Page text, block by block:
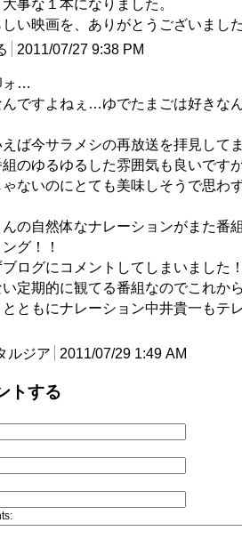
事な１本になりました。
い映画を、ありがとうございまし
2011/07/27 9:38 PM
ォ…
んですよねぇ…ゆでたまごは好きな
えば今サラメシの再放送を拝見して
組のゆるゆるした雰囲気も良いです
ゃないのにとても美味しそうで思わ
の自然体なナレーションがまた番
グ！！
ブログにコメントしてしまいました
定期的に観てる番組なのでこれか
とともにナレーション中井貴一もテ
ルジア
2011/07/29 1:49 AM
トする